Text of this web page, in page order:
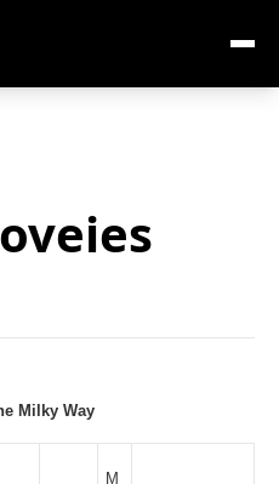
Milky Way
M